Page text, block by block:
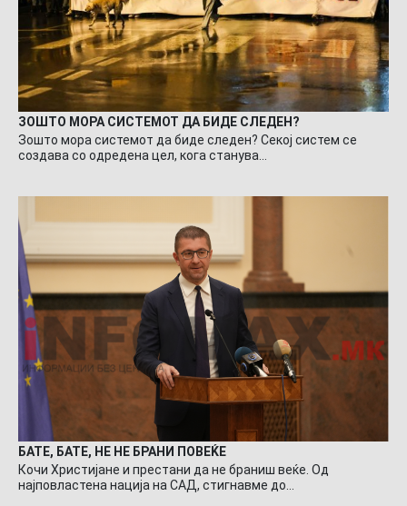
ЗОШТО МОРА СИСТЕМОТ ДА БИДЕ СЛЕДЕН?
Зошто мора системот да биде следен? Секој систем се
создава со одредена цел, кога станува…
БАТЕ, БАТЕ, НЕ НЕ БРАНИ ПОВЕЌЕ
Кочи Христијане и престани да не браниш веќе. Од
најповластена нација на САД, стигнавме до…